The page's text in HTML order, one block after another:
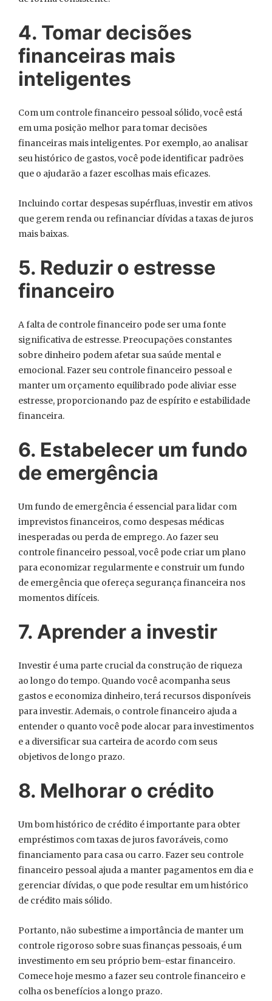
4. Tomar decisões
financeiras mais
inteligentes
Com um controle financeiro pessoal sólido, você está
em uma posição melhor para tomar decisões
financeiras mais inteligentes. Por exemplo, ao analisar
seu histórico de gastos, você pode identificar padrões
que o ajudarão a fazer escolhas mais eficazes.
Incluindo cortar despesas supérfluas, investir em ativos
que gerem renda ou refinanciar dívidas a taxas de juros
mais baixas.
5. Reduzir o estresse
financeiro
A falta de controle financeiro pode ser uma fonte
significativa de estresse. Preocupações constantes
sobre dinheiro podem afetar sua saúde mental e
emocional. Fazer seu controle financeiro pessoal e
manter um orçamento equilibrado pode aliviar esse
estresse, proporcionando paz de espírito e estabilidade
financeira.
6. Estabelecer um fundo
de emergência
Um fundo de emergência é essencial para lidar com
imprevistos financeiros, como despesas médicas
inesperadas ou perda de emprego. Ao fazer seu
controle financeiro pessoal, você pode criar um plano
para economizar regularmente e construir um fundo
de emergência que ofereça segurança financeira nos
momentos difíceis.
7. Aprender a investir
Investir é uma parte crucial da construção de riqueza
ao longo do tempo. Quando você acompanha seus
gastos e economiza dinheiro, terá recursos disponíveis
para investir. Ademais, o controle financeiro ajuda a
entender o quanto você pode alocar para investimentos
e a diversificar sua carteira de acordo com seus
objetivos de longo prazo.
8. Melhorar o crédito
Um bom histórico de crédito é importante para obter
empréstimos com taxas de juros favoráveis, como
financiamento para casa ou carro. Fazer seu controle
financeiro pessoal ajuda a manter pagamentos em dia e
gerenciar dívidas, o que pode resultar em um histórico
de crédito mais sólido.
Portanto, não subestime a importância de manter um
controle rigoroso sobre suas finanças pessoais, é um
investimento em seu próprio bem-estar financeiro.
Comece hoje mesmo a fazer seu controle financeiro e
colha os benefícios a longo prazo.